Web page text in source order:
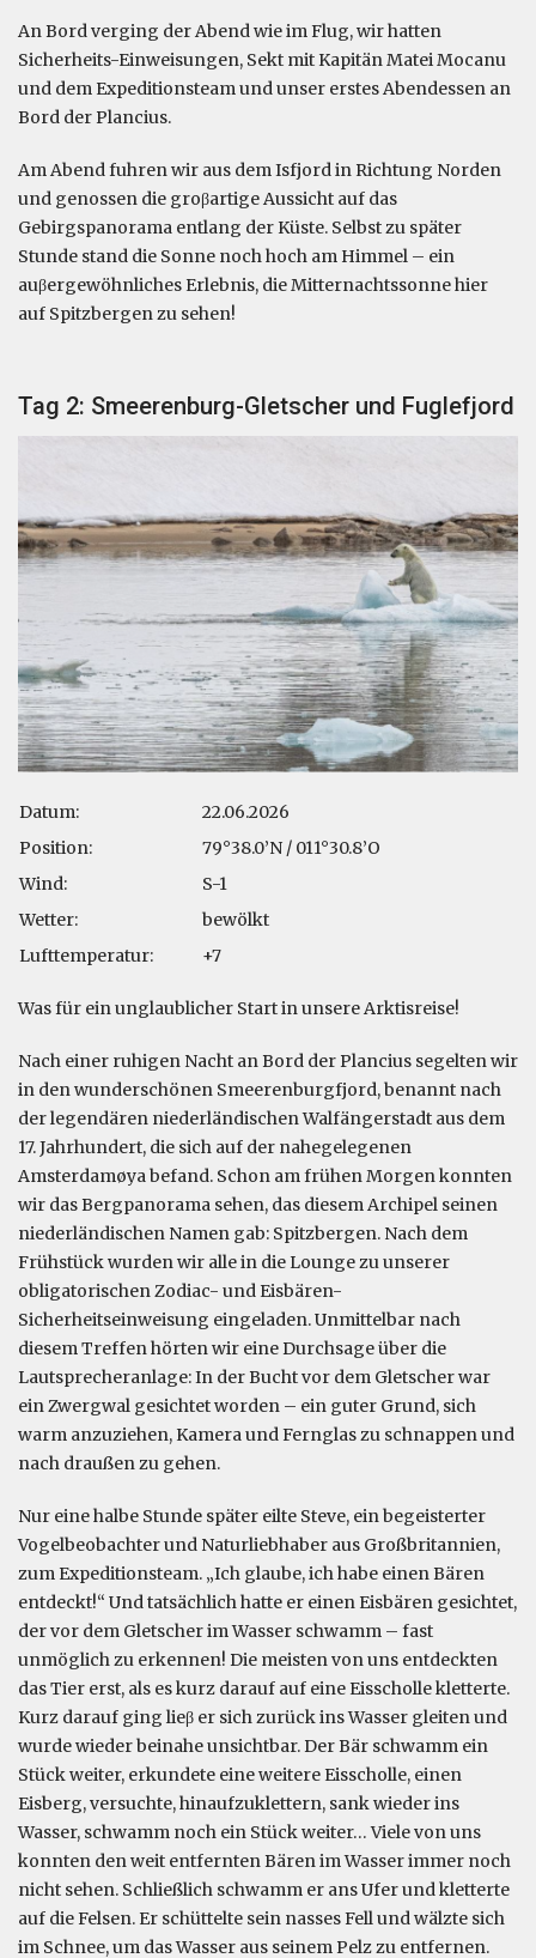
An Bord verging der Abend wie im Flug, wir hatten
Sicherheits-Einweisungen, Sekt mit Kapitän Matei Mocanu
und dem Expeditionsteam und unser erstes Abendessen an
Bord der Plancius.
Am Abend fuhren wir aus dem Isfjord in Richtung Norden
und genossen die groβartige Aussicht auf das
Gebirgspanorama entlang der Küste. Selbst zu später
Stunde stand die Sonne noch hoch am Himmel – ein
auβergewöhnliches Erlebnis, die Mitternachtssonne hier
auf Spitzbergen zu sehen!
Tag 2: Smeerenburg-Gletscher und Fuglefjord
Datum:
22.06.2026
Position:
79°38.0’N / 011°30.8’O
Wind:
S-1
Wetter:
bewölkt
Lufttemperatur:
+7
Was für ein unglaublicher Start in unsere Arktisreise!
Nach einer ruhigen Nacht an Bord der Plancius segelten wir
in den wunderschönen Smeerenburgfjord, benannt nach
der legendären niederländischen Walfängerstadt aus dem
17. Jahrhundert, die sich auf der nahegelegenen
Amsterdamøya befand. Schon am frühen Morgen konnten
wir das Bergpanorama sehen, das diesem Archipel seinen
niederländischen Namen gab: Spitzbergen. Nach dem
Frühstück wurden wir alle in die Lounge zu unserer
obligatorischen Zodiac- und Eisbären-
Sicherheitseinweisung eingeladen. Unmittelbar nach
diesem Treffen hörten wir eine Durchsage über die
Lautsprecheranlage: In der Bucht vor dem Gletscher war
ein Zwergwal gesichtet worden – ein guter Grund, sich
warm anzuziehen, Kamera und Fernglas zu schnappen und
nach draußen zu gehen.
Nur eine halbe Stunde später eilte Steve, ein begeisterter
Vogelbeobachter und Naturliebhaber aus Großbritannien,
zum Expeditionsteam. „Ich glaube, ich habe einen Bären
entdeckt!“ Und tatsächlich hatte er einen Eisbären gesichtet,
der vor dem Gletscher im Wasser schwamm – fast
unmöglich zu erkennen! Die meisten von uns entdeckten
das Tier erst, als es kurz darauf auf eine Eisscholle kletterte.
Kurz darauf ging lieβ er sich zurück ins Wasser gleiten und
wurde wieder beinahe unsichtbar. Der Bär schwamm ein
Stück weiter, erkundete eine weitere Eisscholle, einen
Eisberg, versuchte, hinaufzuklettern, sank wieder ins
Wasser, schwamm noch ein Stück weiter… Viele von uns
konnten den weit entfernten Bären im Wasser immer noch
nicht sehen. Schließlich schwamm er ans Ufer und kletterte
auf die Felsen. Er schüttelte sein nasses Fell und wälzte sich
im Schnee, um das Wasser aus seinem Pelz zu entfernen.